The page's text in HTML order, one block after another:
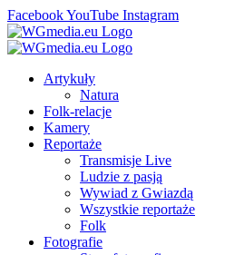
FacebookYouTube Instagram
Artykuły
Natura
Folk-relacje
Kamery
Reportaże
Transmisje Live
Ludzie z pasją
Wywiad z Gwiazdą
Wszystkie reportaże
Folk
Fotografie